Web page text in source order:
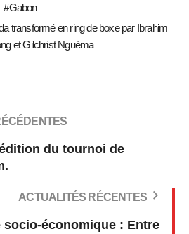
Gabon
transformé en ring de boxe par Ibrahim
et Gilchrist Nguéma
du tournoi de
ACTUALITÉS RÉCENTES
socio-économique : Entre